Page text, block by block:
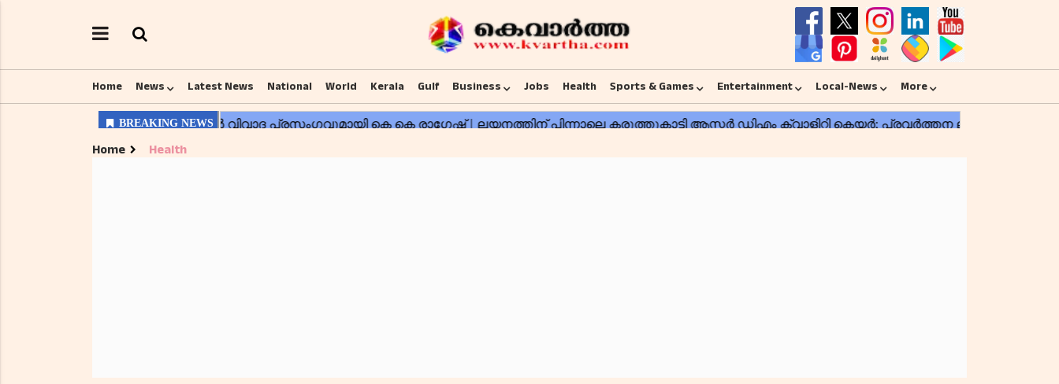
Home News Latest News National World Kerala Gulf Business Jobs Health Sports & Games Entertainment Local-News More
Home Health